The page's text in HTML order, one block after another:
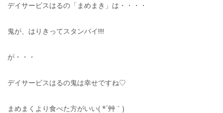
デイサービスはるの「まめまき」は・・・・
鬼が、はりきってスタンバイ!!!!
が・・・
デイサービスはるの鬼は幸せですね♡
まめまくより食べた方がいい( *´艸｀)